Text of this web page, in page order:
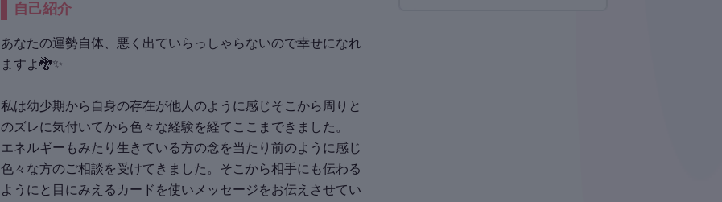
自己紹介
あなたの運勢自体、悪く出ていらっしゃらないので幸せになれ
ますよ🐉✨
私は幼少期から自身の存在が他人のように感じそこから周りと
のズレに気付いてから色々な経験を経てここまできました。
エネルギーもみたり生きている方の念を当たり前のように感じ
色々な方のご相談を受けてきました。そこから相手にも伝わる
ようにと目にみえるカードを使いメッセージをお伝えさせてい